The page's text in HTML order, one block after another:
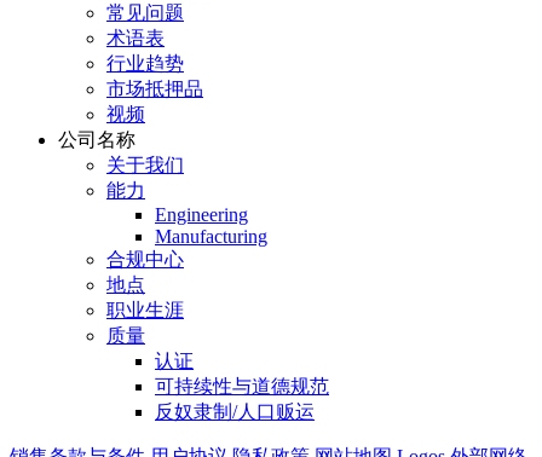
常见问题
术语表
行业趋势
市场抵押品
视频
公司名称
关于我们
能力
Engineering
Manufacturing
合规中心
地点
职业生涯
质量
认证
可持续性与道德规范
反奴隶制/人口贩运